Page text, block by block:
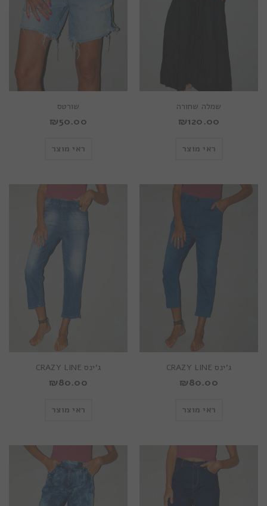
שמלה שחורה
₪120.00
ראי מוצר
שורטס
₪50.00
ראי מוצר
ג’ינס CRAZY LINE
₪80.00
ראי מוצר
ג’ינס CRAZY LINE
₪80.00
ראי מוצר